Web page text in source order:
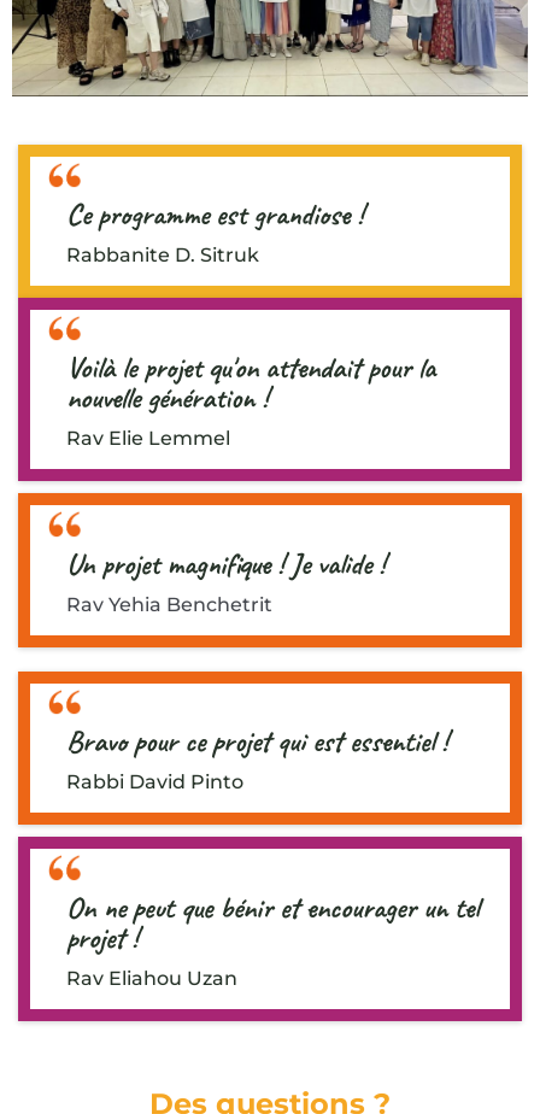
Ce programme est grandiose !
Rabbanite D. Sitruk
Voilà le projet qu'on attendait pour la
nouvelle génération !
Rav Elie Lemmel
Un projet magnifique ! Je valide !
Rav Yehia Benchetrit
Bravo pour ce projet qui est essentiel !
Rabbi David Pinto
On ne peut que bénir et encourager un tel
projet !
Rav Eliahou Uzan
Des questions ?